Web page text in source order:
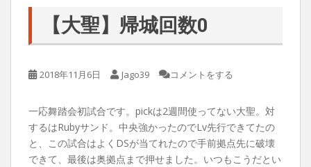
【大聖】帰城回数0
2018年11月6日 Jago39 コメントをする
一応舞踏会初試合です。pickは2週間使ってない大聖。対
するはRubyサンド。中央強かったのでLv先行できてたの
と、この試合はよくDSが当てれたので手前拠点先に破壊
できて、最後は奥拠点まで押せました。いつもこうだとい